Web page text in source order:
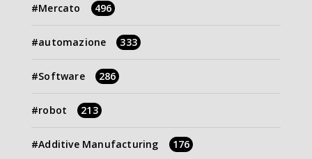
Mercato 496
automazione 333
Software 286
robot 213
Additive Manufacturing 176